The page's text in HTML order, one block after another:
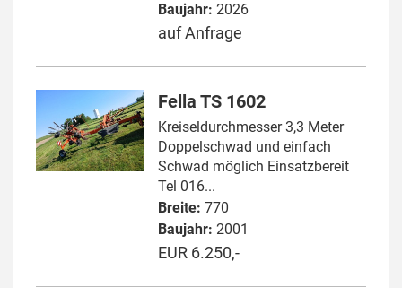
Baujahr: 2026
auf Anfrage
Fella TS 1602
Kreiseldurchmesser 3,3 Meter
Doppelschwad und einfach
Schwad möglich Einsatzbereit
Tel 016...
Breite: 770
Baujahr: 2001
EUR 6.250,-